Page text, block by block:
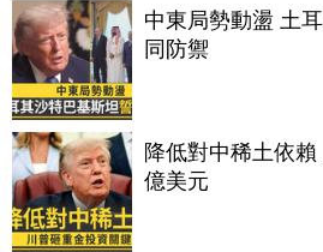
中東局勢動盪 土
同防禦
降低對中稀土依
億美元